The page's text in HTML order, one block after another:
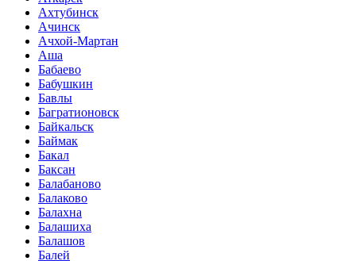
Ахтубинск
Ачинск
Ачхой-Мартан
Аша
Бабаево
Бабушкин
Бавлы
Багратионовск
Байкальск
Баймак
Бакал
Баксан
Балабаново
Балаково
Балахна
Балашиха
Балашов
Балей